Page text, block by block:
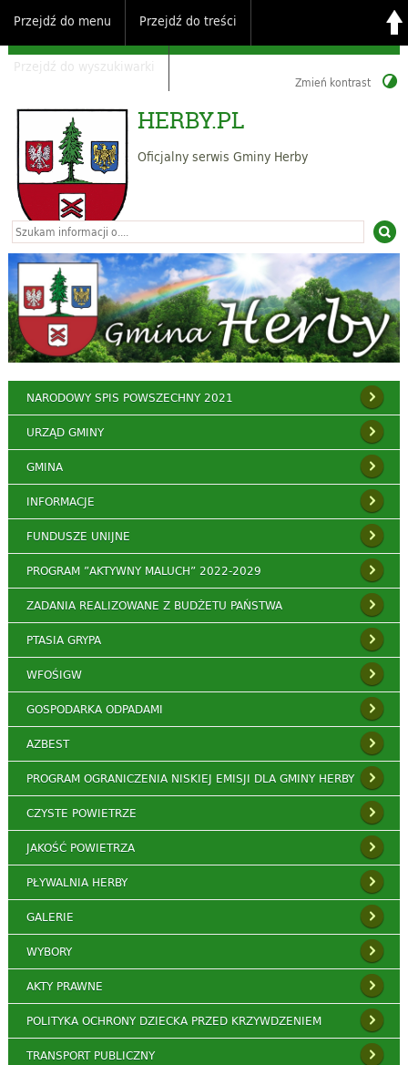
Przejdź do menu Przejdź do treści
Przejdź do wyszukiwarki
Zmień kontrast
HERBY.PL
Oficjalny serwis Gminy Herby
NARODOWY SPIS POWSZECHNY 2021
URZĄD GMINY
GMINA
INFORMACJE
FUNDUSZE UNIJNE
PROGRAM ”AKTYWNY MALUCH” 2022-2029
ZADANIA REALIZOWANE Z BUDŻETU PAŃSTWA
PTASIA GRYPA
WFOŚIGW
GOSPODARKA ODPADAMI
AZBEST
PROGRAM OGRANICZENIA NISKIEJ EMISJI DLA GMINY HERBY
CZYSTE POWIETRZE
JAKOŚĆ POWIETRZA
PŁYWALNIA HERBY
GALERIE
WYBORY
AKTY PRAWNE
POLITYKA OCHRONY DZIECKA PRZED KRZYWDZENIEM
TRANSPORT PUBLICZNY